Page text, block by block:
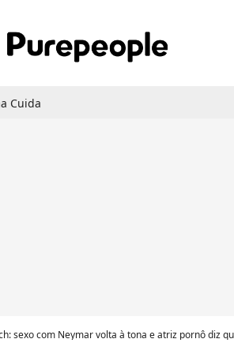
Cuida
sexo com Neymar volta à tona e atriz pornô diz que fez